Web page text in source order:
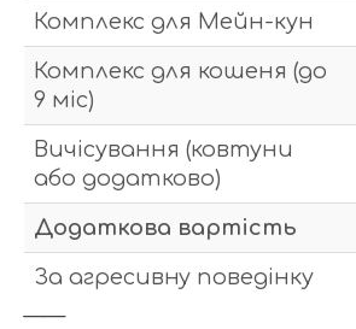
Комплекс для Мейн-кун
Комплекс для кошеня (до
9 міс)
Вичісування (ковтуни
або додатково)
Додаткова вартість
За агресивну поведінку
——